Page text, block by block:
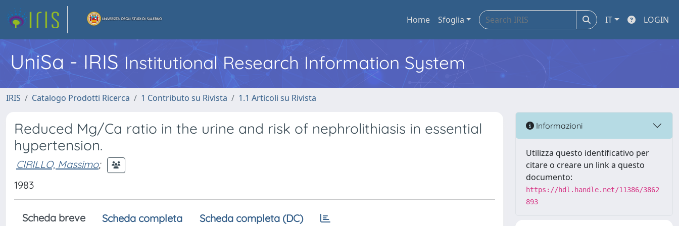
Home Sfoglia IT LOGIN
UniSa - IRIS Institutional Research Information System
IRIS Catalogo Prodotti Ricerca 1 Contributo su Rivista 1.1 Articoli su Rivista
Reduced Mg/Ca ratio in the urine and risk of nephrolithiasis in essential
hypertension.
CIRILLO, Massimo;
1983
Scheda breve Scheda completa Scheda completa (DC)
Informazioni
Utilizza questo identificativo per
citare o creare un link a questo
documento:
https://hdl.handle.net/11386/3862
893